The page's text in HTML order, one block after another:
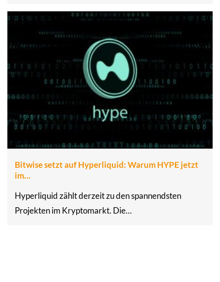
Bitwise setzt auf Hyperliquid: Warum HYPE jetzt
im…
Hyperliquid zählt derzeit zu den spannendsten
Projekten im Kryptomarkt. Die…